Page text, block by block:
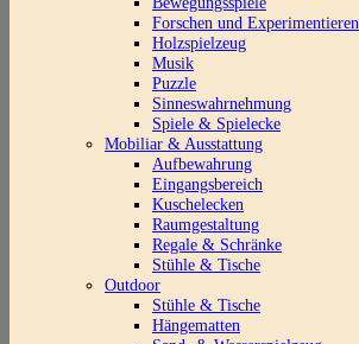
Forschen und Experimentieren
Holzspielzeug
Musik
Puzzle
Sinneswahrnehmung
Spiele & Spielecke
Mobiliar & Ausstattung
Aufbewahrung
Eingangsbereich
Kuschelecken
Raumgestaltung
Regale & Schränke
Stühle & Tische
Outdoor
Stühle & Tische
Hängematten